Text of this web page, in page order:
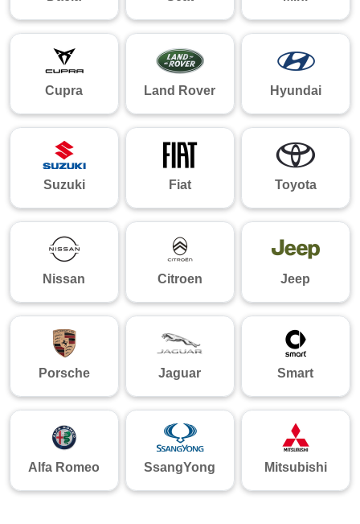
Cupra Land Rover Hyundai
Suzuki Fiat Toyota
Nissan Citroen Jeep
Porsche Jaguar Smart
Alfa Romeo SsangYong Mitsubishi